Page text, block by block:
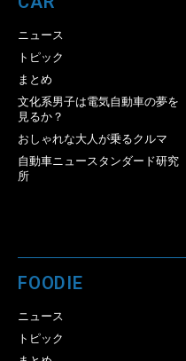
ニュース
トピック
まとめ
文化系男子は電気自動車の夢を
見るか？
おしゃれな大人が乗るクルマ
自動車ニュースタンダード研究
所
FOODIE
ニュース
トピック